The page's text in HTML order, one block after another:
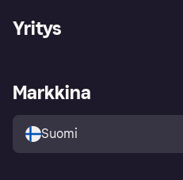
Ohje
Kirjaudu sisään
Tutustu kauppoihin
Ostajan turva
Yritys
Kirjaudu sisään yrityksenä
Markkina
Suomi